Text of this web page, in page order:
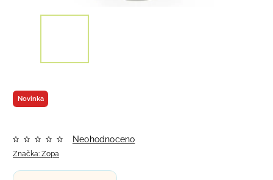
Novinka
Značka: Zopa
Neohodnoceno